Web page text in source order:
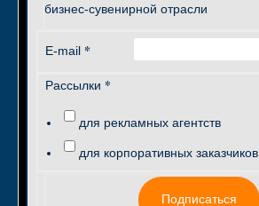
бизнес-сувенирной отрасли
E-mail *
Рассылки *
для рекламных агентств
для корпоративных заказчиков
Подписаться